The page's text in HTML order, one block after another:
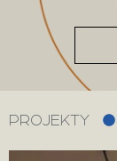
PROJEKTY